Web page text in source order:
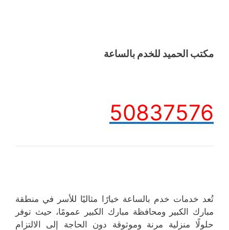
مكتب الحميد للخدم بالساعة
50837576
تُعد خدمات خدم بالساعة خيارًا مثاليًا للأسر في منطقة
مبارك الكبير ومحافظة مبارك الكبير عمومًا، حيث توفر
حلولًا منزلية مرنة وموثوقة دون الحاجة إلى الالتزام